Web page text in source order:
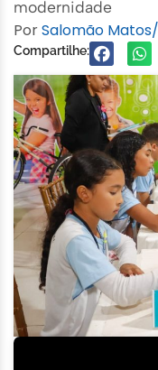
modernidade
PorSalomão
Compartilhe: